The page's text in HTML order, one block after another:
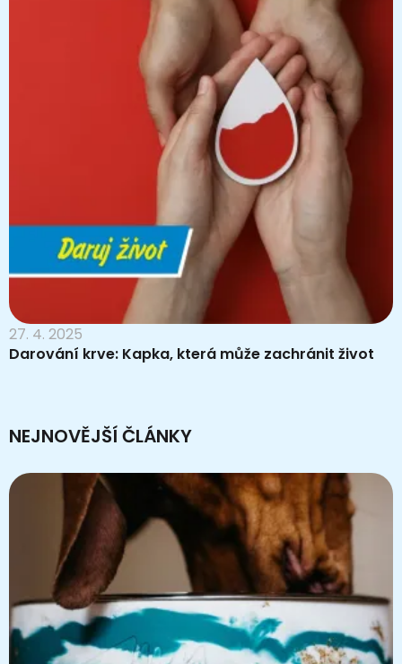
27. 4. 2025
Darování krve: Kapka, která může zachránit život
NEJNOVĚJŠÍ ČLÁNKY